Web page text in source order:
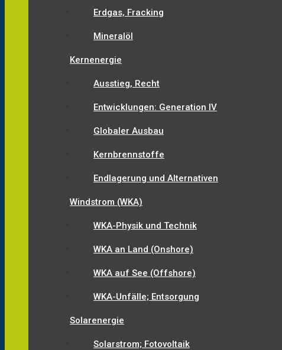
Erdgas, Fracking
Mineralöl
Kernenergie
Ausstieg, Recht
Entwicklungen: Generation IV
Globaler Ausbau
Kernbrennstoffe
Endlagerung und Alternativen
Windstrom (WKA)
WKA-Physik und Technik
WKA an Land (Onshore)
WKA auf See (Offshore)
WKA-Unfälle; Entsorgung
Solarenergie
Solarstrom; Fotovoltaik